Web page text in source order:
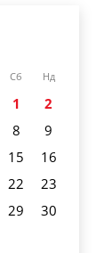
Сб Нд
1
2
8
9
15
16
22
23
29
30